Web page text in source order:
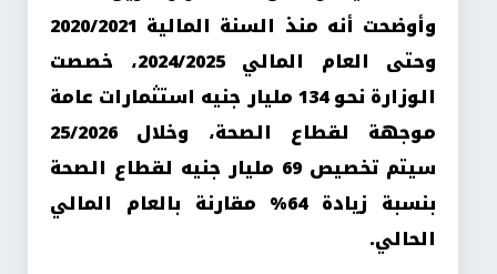
وأوضحت أنه منذ السنة المالية 2020/2021
وحتى العام المالي 2024/2025، خصصت
الوزارة نحو 134 مليار جنيه استثمارات عامة
موجهة لقطاع الصحة، وخلال 25/2026
سيتم تخصيص 69 مليار جنيه لقطاع الصحة
بنسبة زيادة 64% مقارنة بالعام المالي
الحالي.